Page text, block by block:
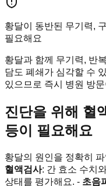
황달이 동반된 무기력,
필요해요
황달과 함께 무기력, 반
담도 폐쇄가 심각할 수
있으므로 즉시 병원 방
진단을 위해 혈
등이 필요해요
황달의 원인을 정확히
혈액검사: 간 효소 수치
상태를 평가해요. - 초음